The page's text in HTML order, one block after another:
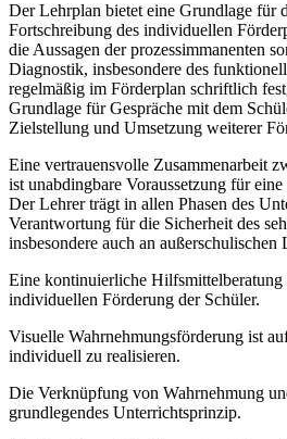
Der Lehrplan bietet eine Grundlage für
Fortschreibung des individuellen
die Aussagen der prozessimmanenten
Diagnostik, insbesondere des
regelmäßig im Förderplan schriftlich
Grundlage für Gespräche mit dem
Zielstellung und Umsetzung weiterer
Eine vertrauensvolle Zusammenarbeit
ist unabdingbare Voraussetzung für
Der Lehrer trägt in allen Phasen des
Verantwortung für die Sicherheit des
insbesondere auch an außerschulischen
Eine kontinuierliche
individuellen Förderung der Schüler.
Visuelle Wahrnehmungsförderung ist
individuell zu realisieren.
Die Verknüpfung von Wahrnehmung
grundlegendes Unterrichtsprinzip.